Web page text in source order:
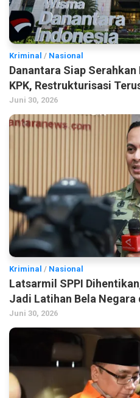
Kriminal / Nasional
Danantara Siap
KPK, Restrukturisasi
Juni 30, 2026
Kriminal / Nasional
Latsarmil SPPI
Jadi Latihan Bela Negara
Juni 30, 2026